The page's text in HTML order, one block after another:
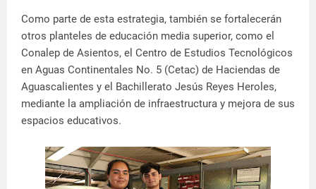
Como parte de esta estrategia, también se fortalecerán
otros planteles de educación media superior, como el
Conalep de Asientos, el Centro de Estudios Tecnológicos
en Aguas Continentales No. 5 (Cetac) de Haciendas de
Aguascalientes y el Bachillerato Jesús Reyes Heroles,
mediante la ampliación de infraestructura y mejora de sus
espacios educativos.